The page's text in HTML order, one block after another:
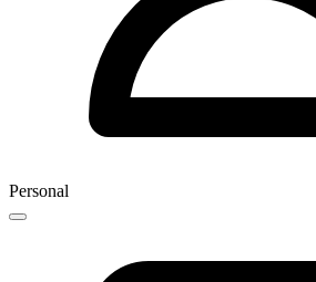
Personal